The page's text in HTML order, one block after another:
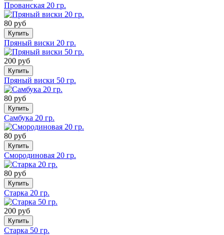
Прованская 20 гр.
80 руб
Купить
Пряный виски 20 гр.
200 руб
Купить
Пряный виски 50 гр.
80 руб
Купить
Самбука 20 гр.
80 руб
Купить
Смородиновая 20 гр.
80 руб
Купить
Старка 20 гр.
200 руб
Купить
Старка 50 гр.